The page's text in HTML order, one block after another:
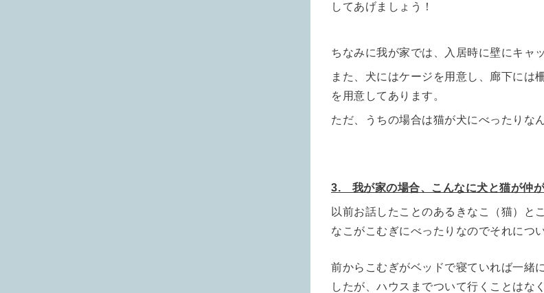
してあげましょう！
ちなみに我が家では、入居時に壁にキャ
また、犬にはケージを用意し、廊下には
を用意してあります。
ただ、うちの場合は猫が犬にべったりな
3. 我が家の場合、こんなに犬と猫が仲が
以前お話したことのあるきなこ（猫）と
なこがこむぎにべったりなのでそれにつ
前からこむぎがベッドで寝ていれば一緒
したが、ハウスまでついて行くことはな